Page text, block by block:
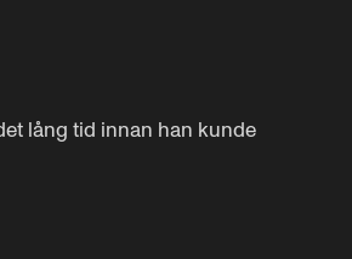
lång tid innan han kunde